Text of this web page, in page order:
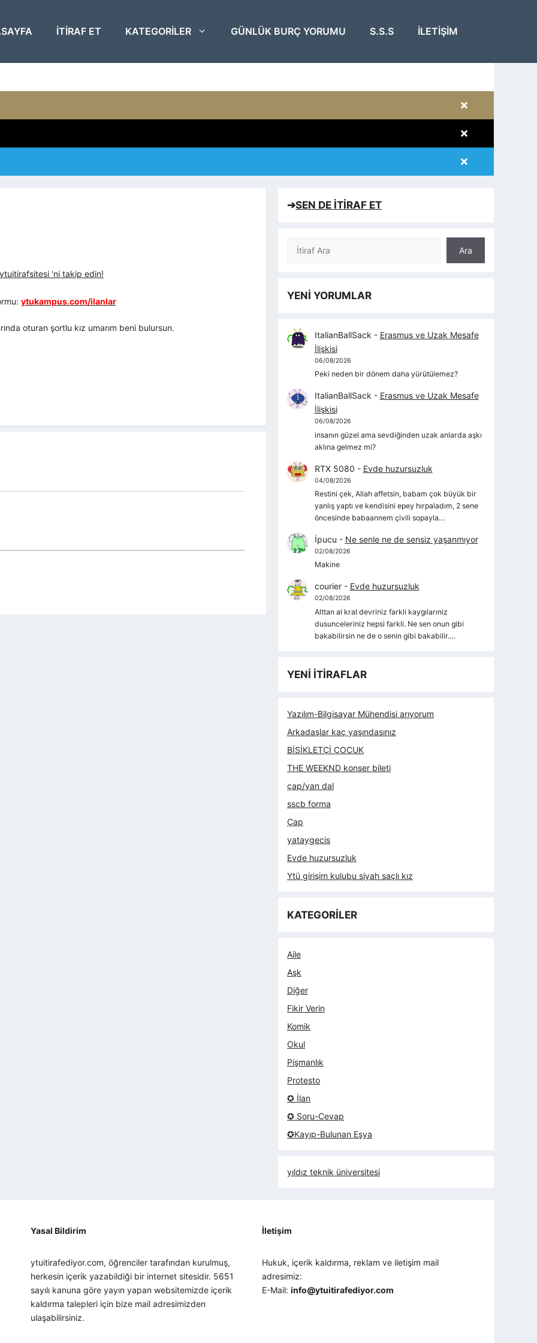
ITIRAF ET KATEGORILER GÜNLÜK BURÇ YORUMU S.S.S İLETIŞIM
×
×
×
'ni takip edin!
ytukampus.com/ilanlar
oturan şortlu kız umarım beni bulursun.
➔SEN DE İTİRAF ET
Ara
Ara
YENİ YORUMLAR
ItalianBallSack - Erasmus ve Uzak Mesafe
İlişkisi
06/08/2026
Peki neden bir dönem daha yürütülemez?
ItalianBallSack - Erasmus ve Uzak Mesafe
İlişkisi
06/08/2026
insanın güzel ama sevdiğinden uzak anlarda aşkı
aklına gelmez mi?
RTX 5080 - Evde huzursuzluk
04/08/2026
Restini çek, Allah affetsin, babam çok büyük bir
yanlış yaptı ve kendisini epey hırpaladım, 2 sene
öncesinde babaannem çivili sopayla…
İpucu - Ne senle ne de sensiz yaşanmıyor
02/08/2026
Makine
courier- Evde huzursuzluk
02/08/2026
Alttan al kral devriniz farkli kaygılarıniz
dusunceleriniz hepsi farkli. Ne sen onun gibi
bakabilirsin ne de o senin gibi bakabilir.…
YENİ İTİRAFLAR
Yazılım-Bilgisayar Mühendisi arıyorum
Arkadaşlar kaç yaşındasınız
BİSİKLETÇİ ÇOCUK
THE WEEKND konser bileti
çap/yan dal
sscb forma
Çap
yataygecis
Evde huzursuzluk
Ytü girişim kulubu siyah saçlı kız
KATEGORİLER
Aile
Aşk
Diğer
Fikir Verin
Komik
Okul
Pişmanlık
Protesto
✪ İlan
✪ Soru-Cevap
✪Kayıp-Bulunan Eşya
yıldız teknik üniversitesi
Yasal Bildirim
ytuitirafediyor.com, öğrenciler tarafından kurulmuş,
herkesin içerik yazabildiği bir internet sitesidir. 5651
sayılı kanuna göre yayın yapan websitemizde içerik
kaldırma talepleri için bize mail adresimizden
ulaşabilirsiniz.
İletişim
Hukuk, içerik kaldırma, reklam ve iletişim mail
adresimiz:
E-Mail:info@ytuitirafediyor.com